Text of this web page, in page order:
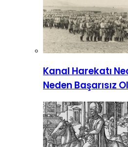
Kanal Harekatı
Neden Başarısız